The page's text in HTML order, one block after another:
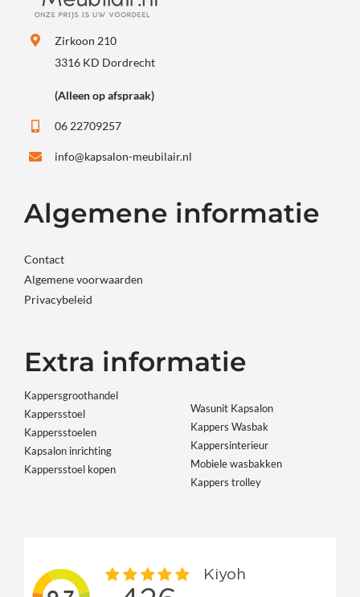
Zirkoon 210
3316 KD Dordrecht
(Alleen op afspraak)
06 22709257
info@kapsalon-meubilair.nl
Algemene informatie
Contact
Algemene voorwaarden
Privacybeleid
Extra informatie
Kappersgroothandel
Kappersstoel
Kappersstoelen
Kapsalon inrichting
Kappersstoel kopen
Wasunit Kapsalon
Kappers Wasbak
Kappersinterieur
Mobiele wasbakken
Kappers trolley